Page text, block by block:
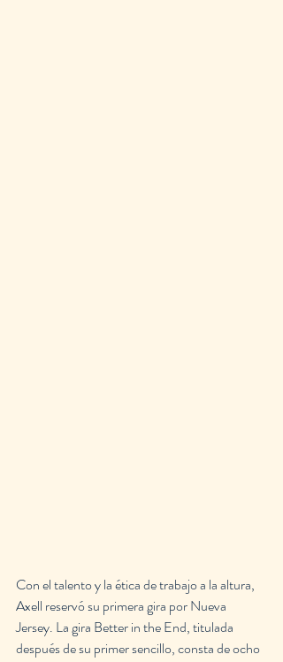
Con el talento y la ética de trabajo a la altura,
Axell reservó su primera gira por Nueva
Jersey. La gira Better in the End, titulada
después de su primer sencillo, consta de ocho